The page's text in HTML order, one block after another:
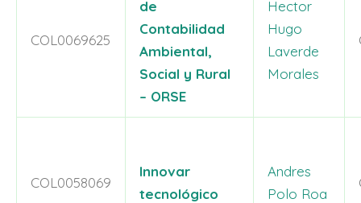
COL0069625
de
Contabilidad
Ambiental,
Social y Rural
– ORSE
Hector
Hugo
Laverde
Morales
COL0058069
Innovar
tecnológico
Andres
Polo Roa